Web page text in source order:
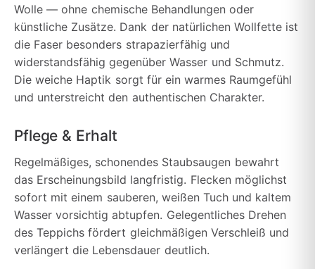
Wolle — ohne chemische Behandlungen oder
künstliche Zusätze. Dank der natürlichen Wollfette ist
die Faser besonders strapazierfähig und
widerstandsfähig gegenüber Wasser und Schmutz.
Die weiche Haptik sorgt für ein warmes Raumgefühl
und unterstreicht den authentischen Charakter.
Pflege & Erhalt
Regelmäßiges, schonendes Staubsaugen bewahrt
das Erscheinungsbild langfristig. Flecken möglichst
sofort mit einem sauberen, weißen Tuch und kaltem
Wasser vorsichtig abtupfen. Gelegentliches Drehen
des Teppichs fördert gleichmäßigen Verschleiß und
verlängert die Lebensdauer deutlich.